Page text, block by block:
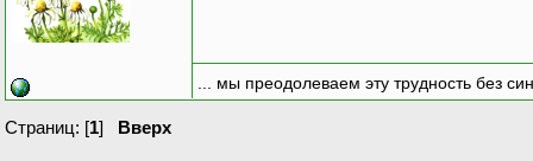
... мы преодолеваем эту трудность без
Страниц: [1] Вверх